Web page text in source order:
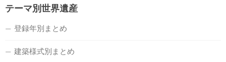
テーマ別世界遺産
登録年別まとめ
建築様式別まとめ